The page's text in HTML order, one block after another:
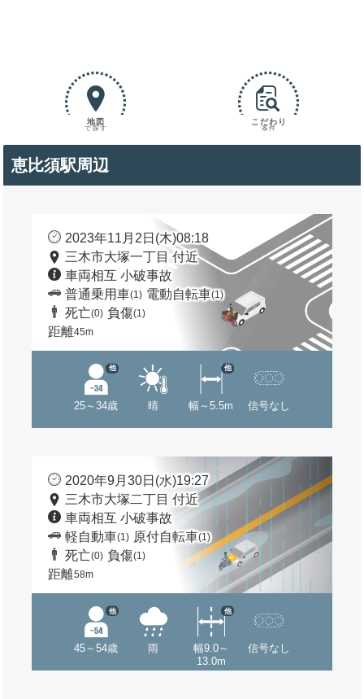
地図
で探す
こだわり
条件
恵比須駅周辺
2023年11月2日(木)08:18
三木市大塚一丁目 付近
車両相互 小破事故
普通乗用車(1) 電動自転車(1)
死亡(0) 負傷(1)
距離45m
25～34歳
他
晴 幅～5.5m
他
信号なし
2020年9月30日(水)19:27
三木市大塚二丁目 付近
車両相互 小破事故
軽自動車(1) 原付自転車(1)
死亡(0) 負傷(1)
距離58m
45～54歳
他
雨
幅9.0～
13.0m
他
信号なし